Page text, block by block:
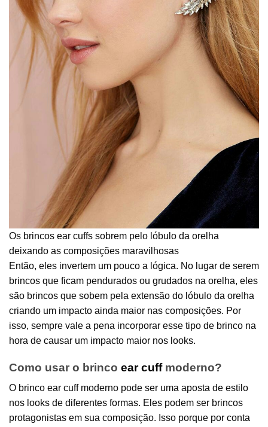
Os brincos ear cuffs sobrem pelo lóbulo da orelha
deixando as composições maravilhosas
Então, eles invertem um pouco a lógica. No lugar de serem
brincos que ficam pendurados ou grudados na orelha, eles
são brincos que sobem pela extensão do lóbulo da orelha
criando um impacto ainda maior nas composições. Por
isso, sempre vale a pena incorporar esse tipo de brinco na
hora de causar um impacto maior nos looks.
Como usar o brinco ear cuffmoderno?
O brinco ear cuff moderno pode ser uma aposta de estilo
nos looks de diferentes formas. Eles podem ser brincos
protagonistas em sua composição. Isso porque por conta